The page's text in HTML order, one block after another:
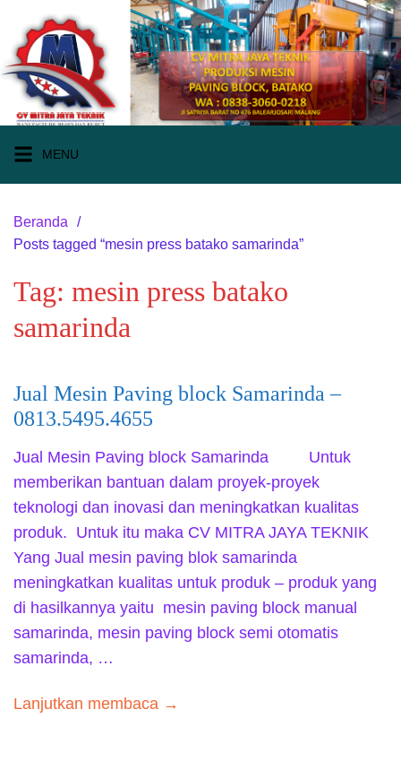
konten
MENU
Beranda
Posts tagged “mesin press batako samarinda”
Tag: mesin press batako
samarinda
Jual Mesin Paving block Samarinda –
0813.5495.4655
Jual Mesin Paving block Samarinda Untuk
memberikan bantuan dalam proyek-proyek
teknologi dan inovasi dan meningkatkan kualitas
produk. Untuk itu maka CV MITRA JAYA TEKNIK
Yang Jual mesin paving blok samarinda
meningkatkan kualitas untuk produk – produk yang
di hasilkannya yaitu mesin paving block manual
samarinda, mesin paving block semi otomatis
samarinda, …
Lanjutkan membaca →